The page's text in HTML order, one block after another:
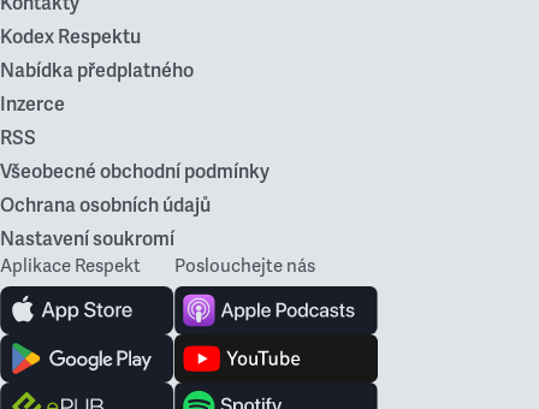
Kodex Respektu
Nabídka předplatného
Inzerce
RSS
Všeobecné obchodní podmínky
Ochrana osobních údajů
Nastavení soukromí
Aplikace Respekt Poslouchejte nás